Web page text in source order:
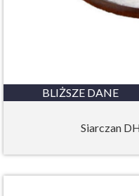
BLIŻSZE DANE
Siarczan